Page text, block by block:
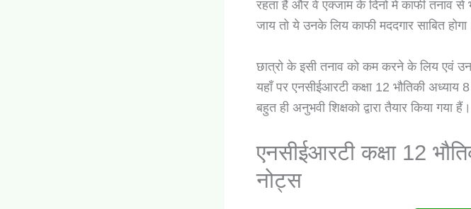
रहता हैं और वे एक्जाम के दिनो मे काफी तनाव
जाय तो ये उनके लिय काफी मददगार साबित
छात्रो के इसी तनाव को कम करने के लिय एवं
यहाँ पर एनसीईआरटी कक्षा 12 भौतिकी
बहुत ही अनुभवी शिक्षको द्वारा तैयार किया गया हैं।
एनसीईआरटी कक्षा 12
नोट्स